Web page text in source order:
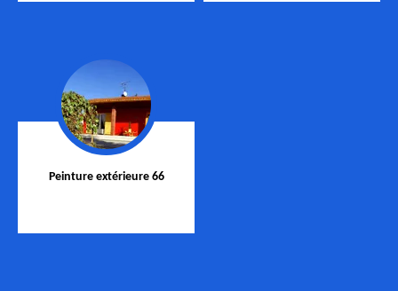
Peinture extérieure 66